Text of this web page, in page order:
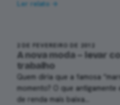
Ler relato →
2 DE FEVEREIRO DE 2012
A nova moda – levar
trabalho
Quem diria que a famosa
momento? O que
de renda mais baixa…